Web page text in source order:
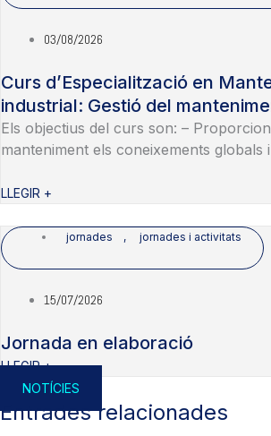
03/08/2026
Curs d’Especialització en
industrial: Gestió del
Els objectius del curs son: –
manteniment els coneixements globals
LLEGIR +
jornades , jornades i activitats
15/07/2026
Jornada en elaboració
LLEGIR +
NOTÍCIES
Entrades relacionades